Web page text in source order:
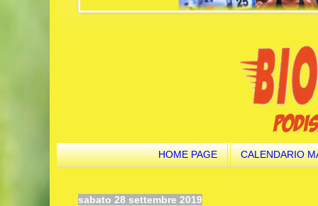
HOME PAGE CALENDARIO
sabato 28 settembre 2019